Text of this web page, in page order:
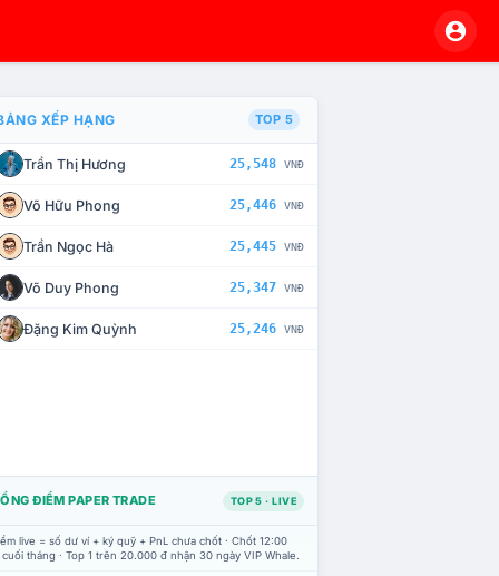
CHẾ TÀI XỬ LÝ VI PHẠM
XẾP HẠNG TOP 5
Trần Thị Hương 25,548 VNĐ
Võ Hữu Phong 25,446 VNĐ
Trần Ngọc Hà 25,445 VNĐ
Võ Duy Phong 25,347 VNĐ
Đặng Kim Quỳnh 25,246 VNĐ
ĐIỂM PAPER TRADE TOP 5 · LIVE
live = số dư ví + ký quỹ + PnL chưa chốt · Chốt 12:00
tháng · Top 1 trên 20.000 đ nhận 30 ngày VIP Whale.